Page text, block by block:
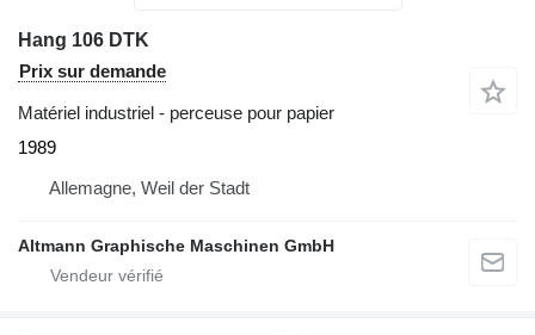
Hang 106 DTK
Prix sur demande
Matériel industriel - perceuse pour papier
1989
Allemagne, Weil der Stadt
Altmann Graphische Maschinen GmbH